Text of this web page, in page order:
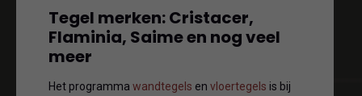
Tegel merken: Cristacer,
Flaminia, Saime en nog veel
meer
Het programma wandtegels en vloertegels is bij